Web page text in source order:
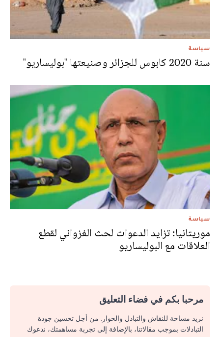
سياسة
سنة 2020 كابوس للجزائر وصنيعتها "بوليساريو"
سياسة
موريتانيا: تزايد الدعوات لحث الغزواني لقطع
العلاقات مع البوليساريو
مرحبا بكم في فضاء التعليق
نريد مساحة للنقاش والتبادل والحوار. من أجل تحسين جودة
التبادلات بموجب مقالاتنا، بالإضافة إلى تجربة مساهمتك، ندعوك